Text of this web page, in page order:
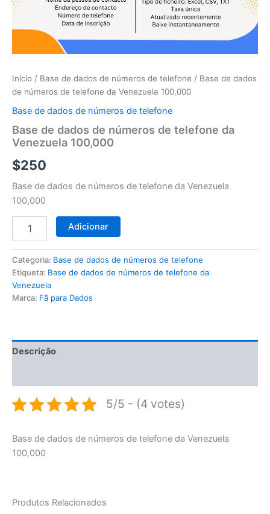
Início / Base de dados de números de telefone / Base de dados
de números de telefone da Venezuela 100,000
Base de dados de números de telefone
Base de dados de números de telefone da
Venezuela 100,000
$250
Base de dados de números de telefone da Venezuela
100,000
telefone
Venezuela
Adicionar
Categoria: Base de dados de números de telefone
Etiqueta: Base de dados de números de telefone da
Venezuela
Marca: Fã para Dados
Descrição
5/5 - (4 votes)
Base de dados de números de telefone da Venezuela
100,000
Produtos Relacionados